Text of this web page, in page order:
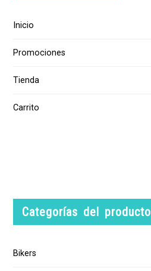
Inicio
Promociones
Tienda
Carrito
Categorías del producto
Bikers